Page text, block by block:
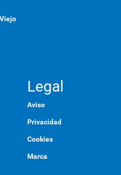
Legal
Aviso
Privacidad
Cookies
Marca